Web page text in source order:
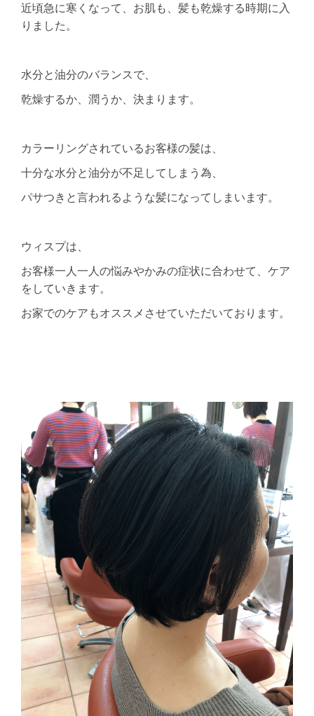
近頃急に寒くなって、お肌も、髪も乾燥する時期に入
りました。
水分と油分のバランスで、
乾燥するか、潤うか、決まります。
カラーリングされているお客様の髪は、
十分な水分と油分が不足してしまう為、
パサつきと言われるような髪になってしまいます。
ウィスプは、
お客様一人一人の悩みやかみの症状に合わせて、ケア
をしていきます。
お家でのケアもオススメさせていただいております。